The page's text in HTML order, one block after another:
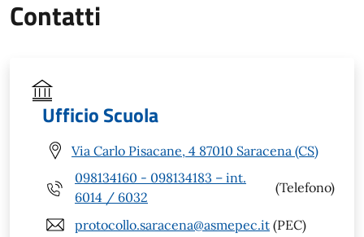
Contatti
Ufficio Scuola
Via Carlo Pisacane, 4 87010 Saracena (CS)
098134160 - 098134183 – int.
6014 / 6032
(Telefono)
protocollo.saracena@asmepec.it (PEC)